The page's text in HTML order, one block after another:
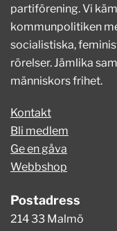
partiförening. Vi
kommunpolitiken
socialistiska,
rörelser. Jämlika
människors frihet.
Kontakt
Bli medlem
Ge en gåva
Webbshop
Postadress
214 33 Malmö